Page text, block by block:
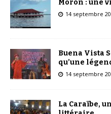
Morón : une
14 septembre
Buena Vista
qu’une
14 septembre
La Caraïbe,